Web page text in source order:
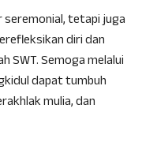
tetapi juga
diri dan
SWT. Semoga melalui
dapat tumbuh
mulia, dan